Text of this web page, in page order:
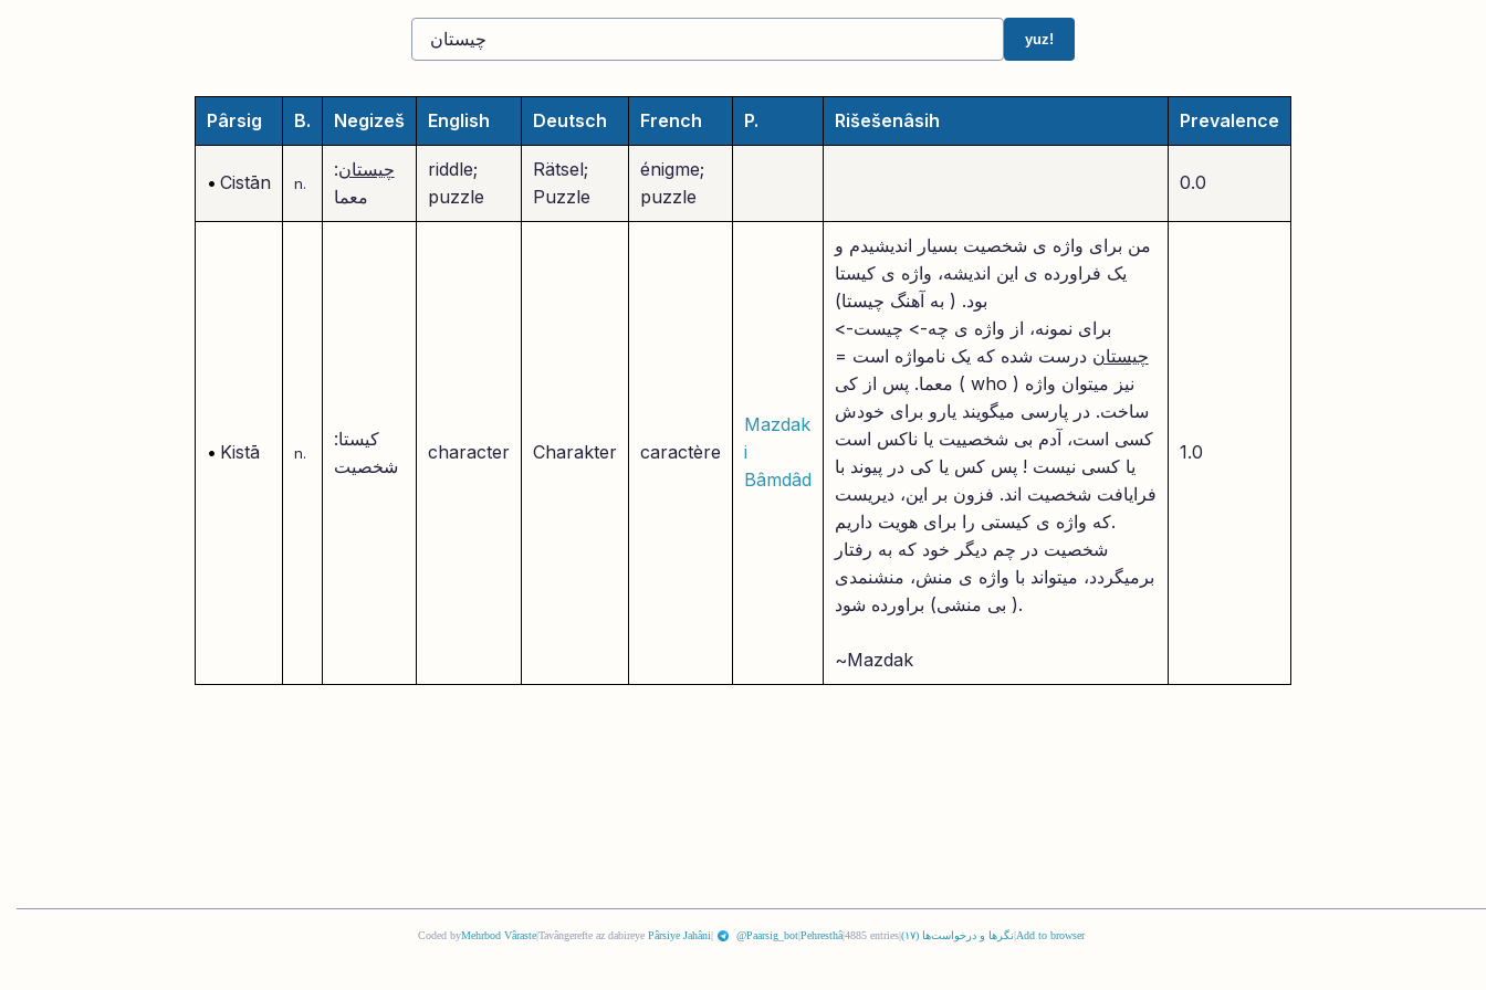
yuz!
Pârsig B. Negizeš English Deutsch French P. Rišešenâsih Prevalence
• Cistān n.
چیستان:
معما
riddle;
puzzle
Rätsel;
Puzzle
énigme;
puzzle
0.0
• Kistā n.
کیستا:
شخصیت
character Charakter caractère
Mazdak
i
Bâmdâd
من برای واژه ی شخصیت بسیار اندیشیدم و
یک فراورده ی این اندیشه، واژه ی کیستا
بود. ( به آهنگ چیستا)
برای نمونه، از واژه ی چه-> چیست->
چیستان درست شده که یک نامواژه است =
معما. پس از کی ( who ) نیز میتوان واژه
ساخت. در پارسی میگویند یارو برای خودش
کسی است، آدم بی شخصییت یا ناکس است
یا کسی نیست ! پس کس یا کی در پیوند با
فرایافت شخصیت اند. فزون بر این، دیریست
که واژه ی کیستی را برای هویت داریم.
شخصیت در چم دیگر خود که به رفتار
برمیگردد، میتواند با واژه ی منش، منشنمدی
( بی منشی) براورده شود.
~Mazdak
1.0
Coded byMehrbod Vâraste|Tavângerefte az dabireye Pârsiye Jahâni| @Paarsig_bot|Pehresthâ|4885 entries| نگرها و درخواست‌ها (١٧) |Add to browser